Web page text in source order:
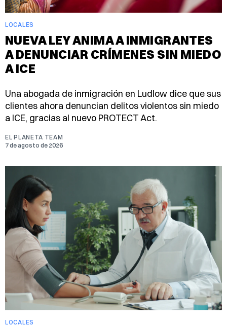
LOCALES
NUEVA LEY ANIMA A INMIGRANTES
A DENUNCIAR CRÍMENES SIN MIEDO
A ICE
Una abogada de inmigración en Ludlow dice que sus
clientes ahora denuncian delitos violentos sin miedo
a ICE, gracias al nuevo PROTECT Act.
EL PLANETA TEAM
7 de agosto de 2026
LOCALES